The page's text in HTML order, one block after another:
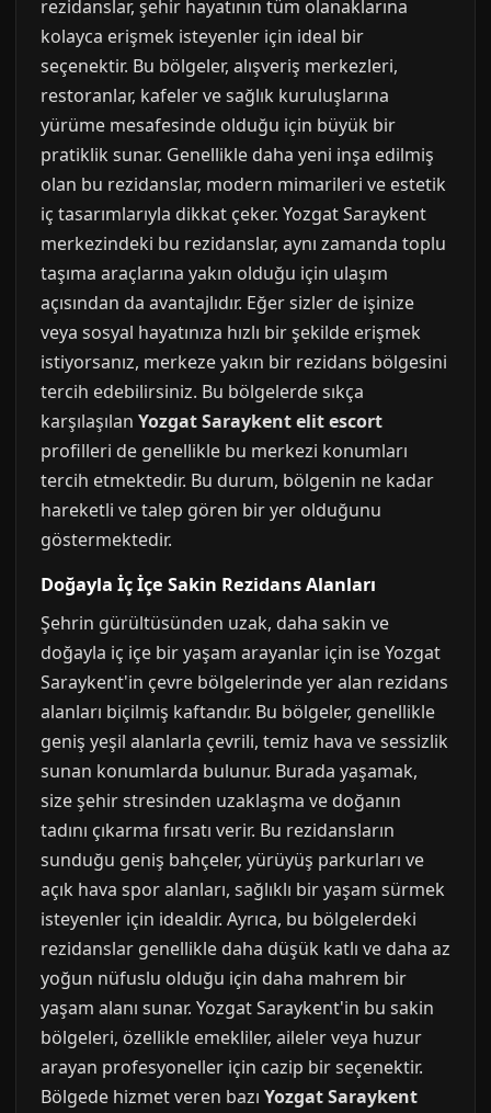
rezidanslar, şehir hayatının tüm olanaklarına
kolayca erişmek isteyenler için ideal bir
seçenektir. Bu bölgeler, alışveriş merkezleri,
restoranlar, kafeler ve sağlık kuruluşlarına
yürüme mesafesinde olduğu için büyük bir
pratiklik sunar. Genellikle daha yeni inşa edilmiş
olan bu rezidanslar, modern mimarileri ve estetik
iç tasarımlarıyla dikkat çeker. Yozgat Saraykent
merkezindeki bu rezidanslar, aynı zamanda toplu
taşıma araçlarına yakın olduğu için ulaşım
açısından da avantajlıdır. Eğer sizler de işinize
veya sosyal hayatınıza hızlı bir şekilde erişmek
istiyorsanız, merkeze yakın bir rezidans bölgesini
tercih edebilirsiniz. Bu bölgelerde sıkça
karşılaşılan Yozgat Saraykent elit escort
profilleri de genellikle bu merkezi konumları
tercih etmektedir. Bu durum, bölgenin ne kadar
hareketli ve talep gören bir yer olduğunu
göstermektedir.
Doğayla İç İçe Sakin Rezidans Alanları
Şehrin gürültüsünden uzak, daha sakin ve
doğayla iç içe bir yaşam arayanlar için ise Yozgat
Saraykent'in çevre bölgelerinde yer alan rezidans
alanları biçilmiş kaftandır. Bu bölgeler, genellikle
geniş yeşil alanlarla çevrili, temiz hava ve sessizlik
sunan konumlarda bulunur. Burada yaşamak,
size şehir stresinden uzaklaşma ve doğanın
tadını çıkarma fırsatı verir. Bu rezidansların
sunduğu geniş bahçeler, yürüyüş parkurları ve
açık hava spor alanları, sağlıklı bir yaşam sürmek
isteyenler için idealdir. Ayrıca, bu bölgelerdeki
rezidanslar genellikle daha düşük katlı ve daha az
yoğun nüfuslu olduğu için daha mahrem bir
yaşam alanı sunar. Yozgat Saraykent'in bu sakin
bölgeleri, özellikle emekliler, aileler veya huzur
arayan profesyoneller için cazip bir seçenektir.
Bölgede hizmet veren bazı Yozgat Saraykent